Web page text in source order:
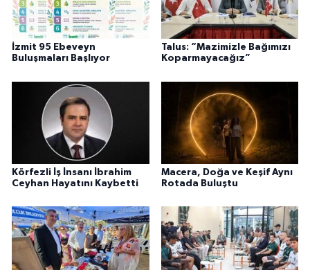
İzmit 95 Ebeveyn
Buluşmaları Başlıyor
Talus: “Mazimizle Bağımızı
Koparmayacağız”
Körfezli İş İnsanı İbrahim
Ceyhan Hayatını Kaybetti
Macera, Doğa ve Keşif Aynı
Rotada Buluştu